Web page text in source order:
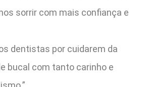
sorrir com mais confiança e
dentistas por cuidarem da
bucal com tanto carinho e